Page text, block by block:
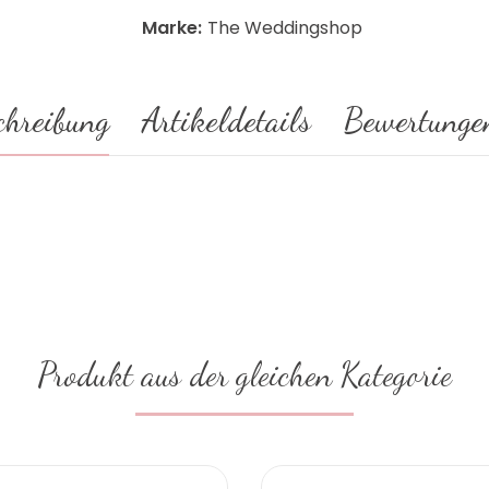
Marke: The Weddingshop
Artikeldetails
Produkt aus der gleichen Kategorie